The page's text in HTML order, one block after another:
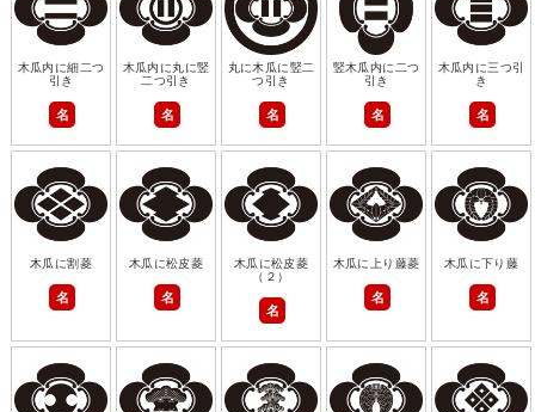
木瓜内に細二つ
引き
名
木瓜内に丸に竪
二つ引き
名
丸に木瓜に竪二
つ引き
名
竪木瓜内に二つ
引き
名
木瓜内に三つ引
き
名
木瓜に割菱
名
木瓜に松皮菱
名
木瓜に松皮菱
（２）
名
木瓜に上り藤菱
名
木瓜に下り藤
名